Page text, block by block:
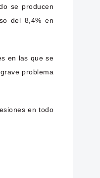
se producen
del 8,4% en
en las que se
problema
en todo